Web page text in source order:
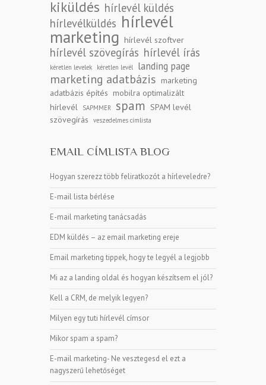
kiküldés hírlevél küldés
hírlevélküldés hírlevél
marketing hírlevél szoftver
hírlevél szövegírás hírlevél írás
kéretlen levelek kéretlen levél landing page
marketing adatbázis marketing
adatbázis építés mobilra optimalizált
hírlevél
SAPMMER spam SPAM levél
szövegírás
veszedelmes címlista
EMAIL CÍMLISTA BLOG
Hogyan szerezz több feliratkozót a hírleveledre?
E-mail lista bérlése
E-mail marketing tanácsadás
EDM küldés – az email marketing ereje
Email marketing tippek, hogy te legyél a legjobb
Mi az a landing oldal és hogyan készítsem el jól?
Kell a CRM, de melyik legyen?
Milyen egy tuti hírlevél címsor
Mikor spam a spam?
E-mail marketing- Ne vesztegesd el ezt a
nagyszerű lehetőséget